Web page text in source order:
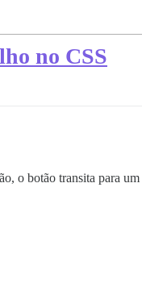
no CSS
o botão transita para